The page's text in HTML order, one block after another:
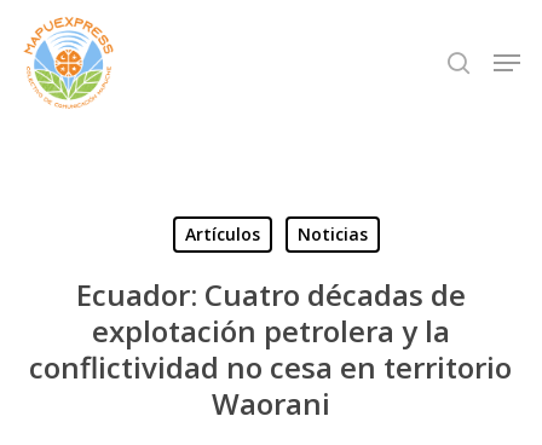
Skip
main
search
Artículos Noticias
Ecuador: Cuatro décadas de
explotación petrolera y la
conflictividad no cesa en territorio
Waorani
Close